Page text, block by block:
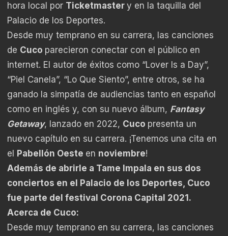
hora local por Ticketmaster y en la taquilla del
Palacio de los Deportes.
Desde muy temprano en su carrera, las canciones
de Cuco parecieron conectar con el público en
internet. El autor de éxitos como “Lover Is a Day”,
“Piel Canela”, “Lo Que Siento”, entre otros, se ha
ganado la simpatía de audiencias tanto en español
como en inglés y, con su nuevo álbum, Fantasy
Getaway, lanzado en 2022, Cuco presenta un
nuevo capítulo en su carrera. ¡Tenemos una cita en
el
Pabellón Oeste en noviembre!
Además de abrirle a Tame Impala en sus dos
conciertos en el Palacio de los Deportes, Cuco
fue parte del festival Corona Capital 2021.
Acerca de Cuco:
Desde muy temprano en su carrera, las canciones